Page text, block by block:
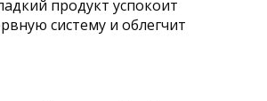
продукт успокоит
систему и облегчит